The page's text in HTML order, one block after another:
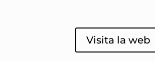
Visita la web